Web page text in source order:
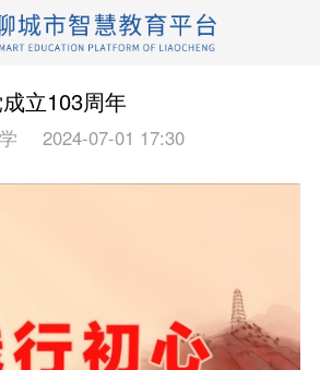
立103周年
2024-07-01 17:30